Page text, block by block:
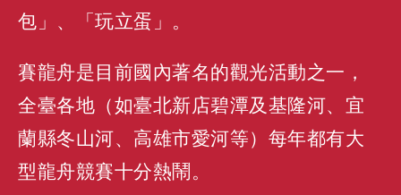
包」 、 「玩立蛋」 。
賽龍舟是目前國內著名的觀光活動之一 ，
全臺各地（如臺北新店碧潭及基隆河、 宜
蘭縣冬山河、 高雄市愛河等）每年都有大
型龍舟競賽十分熱鬧 。